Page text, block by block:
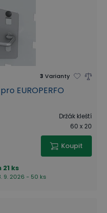
3 Varianty
EUROPERFO
Držák kleští
60 x 20
Koupit
21 ks
9. 2026 - 50 ks